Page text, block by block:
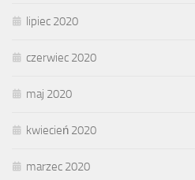
lipiec 2020
czerwiec 2020
maj 2020
kwiecień 2020
marzec 2020